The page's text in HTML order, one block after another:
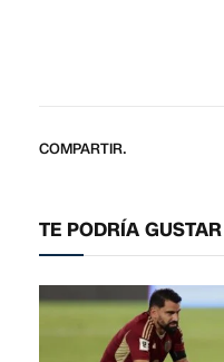
COMPARTIR.
TE PODRÍA GUSTAR